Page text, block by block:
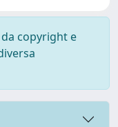
copyright e